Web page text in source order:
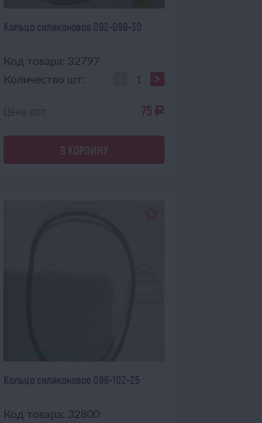
Кольцо силиконовое 092-098-30
Код товара: 32797
Количество шт:
Цена опт: 75 a
В КОРЗИНУ
Кольцо силиконовое 098-102-25
Код товара: 32800